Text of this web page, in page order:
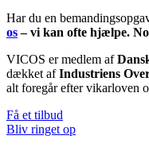
Har du en
os– vi kan ofte hjælpe.
VICOS er medlem af
dækket afIndustriens
alt foregår efter vikarloven
Få et tilbud
Bliv ringet op